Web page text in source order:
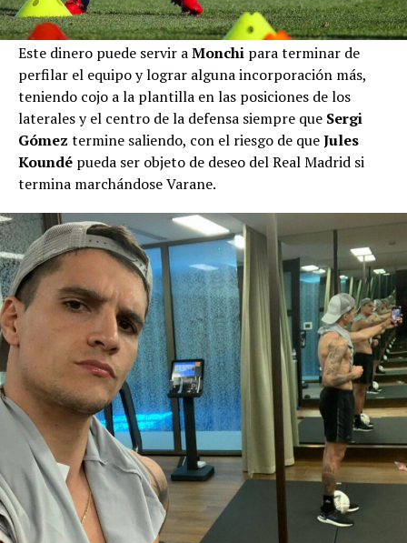
Este dinero puede servir aMonchi para terminar de
perfilar el equipo y lograr alguna incorporación más,
teniendo cojo a la plantilla en las posiciones de los
laterales y el centro de la defensa siempre que Sergi
Gómez termine saliendo, con el riesgo de queJules
Koundé pueda ser objeto de deseo del Real Madrid si
termina marchándose Varane.